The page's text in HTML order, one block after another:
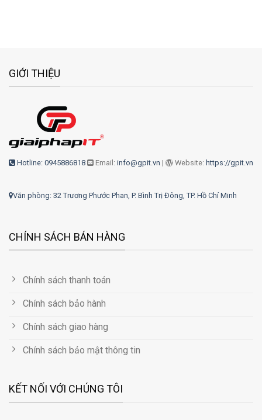
GIỚI THIỆU
Hotline: 0945886818 Email: info@gpit.vn | Website: https://gpit.vn
Văn phòng: 32 Trương Phước Phan, P. Bình Trị Đông, TP. Hồ Chí Minh
CHÍNH SÁCH BÁN HÀNG
Chính sách thanh toán
Chính sách bảo hành
Chính sách giao hàng
Chính sách bảo mật thông tin
KẾT NỐI VỚI CHÚNG TÔI